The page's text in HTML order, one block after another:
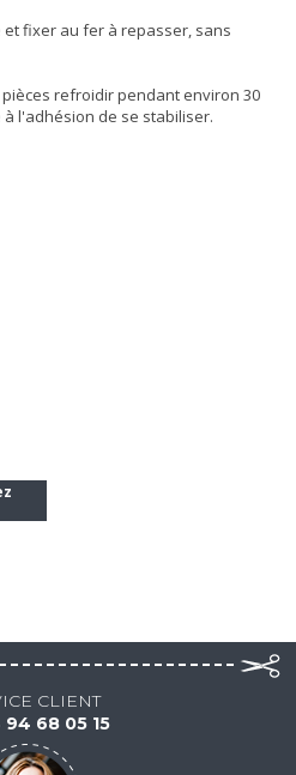
fixer au fer à repasser, sans
refroidir pendant environ 30
l'adhésion de se stabiliser.
CLIENT
94 68 05 15